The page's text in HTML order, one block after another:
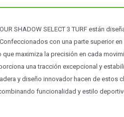
SHADOW SELECT 3 TURF están
con una parte superior
maximiza la precisión en cada
una tracción excepcional y
y diseño innovador hacen de estos
funcionalidad y estilo